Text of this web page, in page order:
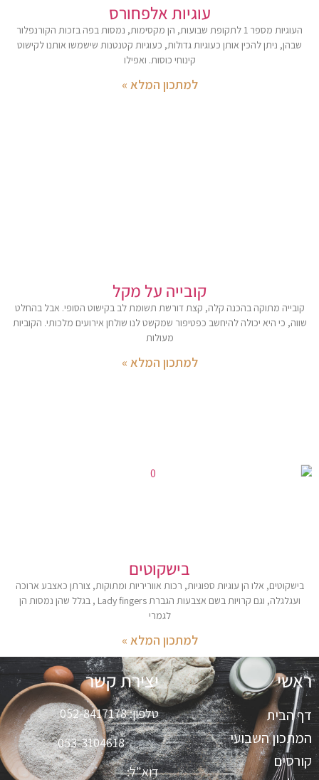
עוגיות אלפחורס
העוגיות מספר 1 לתקופת שבועות, הן מקסימות, נמסות בפה בזכות הקורנפלור
שבהן, ניתן להכין אותן כעוגיות גדולות, כעוגיות קטנטנות שישמשו אותנו לקישוט
קינוחי כוסות. ואפילו
למתכון המלא »
קובייה על מקל
קובייה מתוקה בהכנה קלה, קצת דורשת תשומת לב בקישוט הסופי. אבל בהחלט
שווה, כי היא יכולה להיחשב כפטיפור שמקשט לנו שולחן אירועים מלכותי. הקוביות
מעולות
למתכון המלא »
בישקוטים
בישקוטים, אלו הן עוגיות ספוגיות, רכות אווריריות ומתוקות, צורתן כאצבע ארוכה
ועגלגלה, וגם קרויות בשם אצבעות הגברת Lady fingers , בגלל שהן נמסות הן
לגמרי
למתכון המלא »
ראשי
דף הבית
המתכון השבועי
קורסים
יצירת קשר
טלפון:052-8417178
053-3104618
דוא"ל: